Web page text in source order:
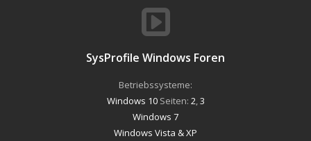
SysProfile Windows Foren
Betriebssysteme:
Windows 10Seiten: 2 3
Windows 7
Windows Vista & XP